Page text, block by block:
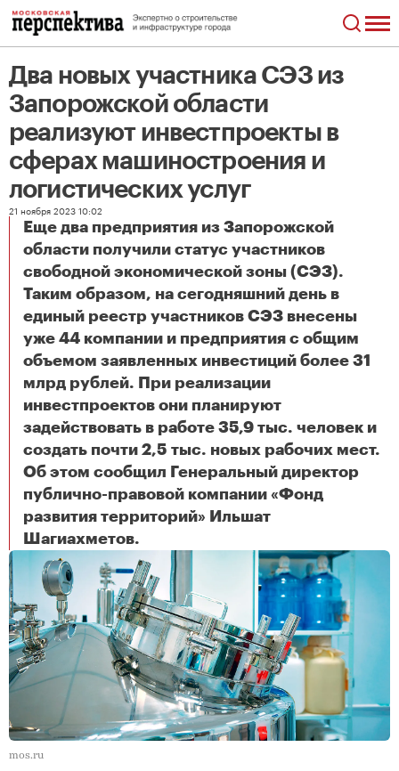
Два новых участника СЭЗ из
Запорожской области
реализуют инвестпроекты в
сферах машиностроения и
логистических услуг
21 ноября 2023 10:02
Еще два предприятия из Запорожской
области получили статус участников
свободной экономической зоны (СЭЗ).
Таким образом, на сегодняшний день в
единый реестр участников СЭЗ внесены
уже 44 компании и предприятия с общим
объемом заявленных инвестиций более 31
млрд рублей. При реализации
инвестпроектов они планируют
задействовать в работе 35,9 тыс. человек и
создать почти 2,5 тыс. новых рабочих мест.
Об этом сообщил Генеральный директор
публично-правовой компании «Фонд
развития территорий» Ильшат
Шагиахметов.
mos.ru